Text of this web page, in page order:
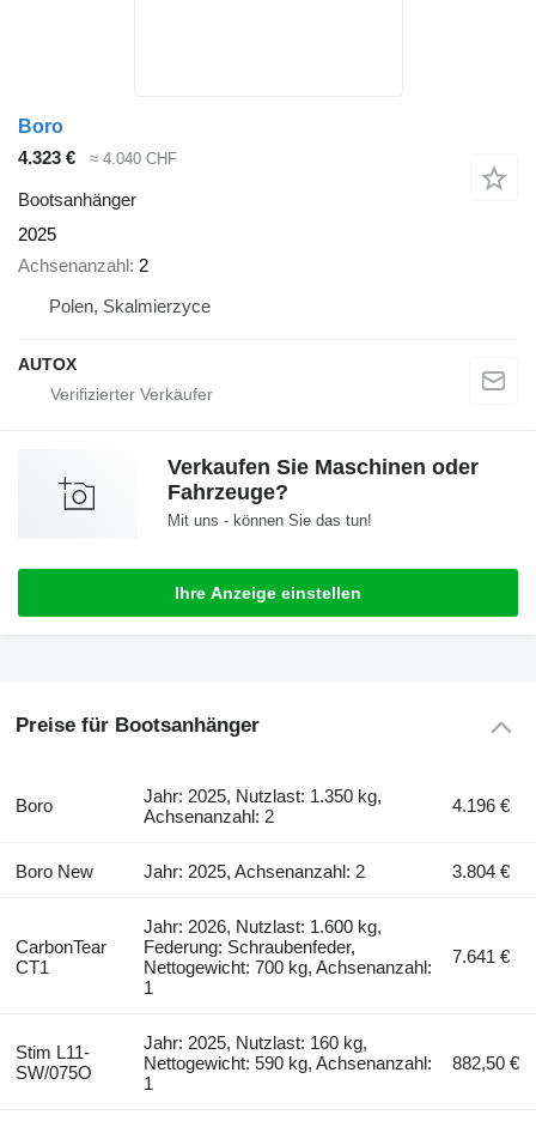
Boro
4.323 €
≈ 4.040 CHF
Bootsanhänger
2025
Achsenanzahl 2
Polen, Skalmierzyce
AUTOX
Verkaufen Sie Maschinen oder
Fahrzeuge?
Mit uns - können Sie das tun!
Ihre Anzeige einstellen
Preise für Bootsanhänger
Boro
Jahr: 2025, Nutzlast: 1.350 kg,
Achsenanzahl: 2
4.196 €
Boro New Jahr: 2025, Achsenanzahl: 2 3.804 €
CarbonTear
CT1
Jahr: 2026, Nutzlast: 1.600 kg,
Federung: Schraubenfeder,
Nettogewicht: 700 kg, Achsenanzahl:
1
7.641 €
Stim L11-
SW/075O
Jahr: 2025, Nutzlast: 160 kg,
Nettogewicht: 590 kg, Achsenanzahl:
1
882,50 €